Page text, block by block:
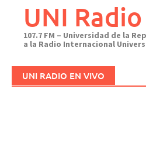
UNI Radio
107.7 FM – Universidad de la
a la Radio Internacional
UNI RADIO EN VIVO